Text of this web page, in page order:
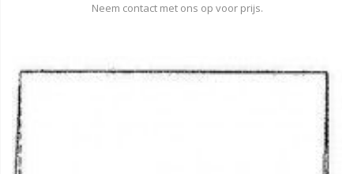
Neem contact met ons op voor prijs.